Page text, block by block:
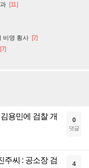
[11]
비명 횡사 [7]
[7]
용민에 검찰 개
0
댓글
주씨 : 공소장 검
4